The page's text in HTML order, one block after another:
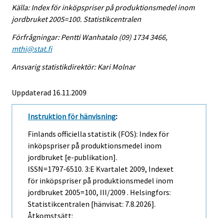
Källa: Index för inköpspriser på produktionsmedel inom
jordbruket 2005=100. Statistikcentralen
Förfrågningar: Pentti Wanhatalo (09) 1734 3466,
mthi@stat.fi
Ansvarig statistikdirektör: Kari Molnar
Uppdaterad 16.11.2009
Instruktion för hänvisning:
Finlands officiella statistik (FOS): Index för
inköpspriser på produktionsmedel inom
jordbruket [e-publikation].
ISSN=1797-6510. 3:e Kvartalet 2009, Indexet
för inköpspriser på produktionsmedel inom
jordbruket 2005=100, III/2009 . Helsingfors:
Statistikcentralen [hänvisat: 7.8.2026].
Åtkomstsätt: